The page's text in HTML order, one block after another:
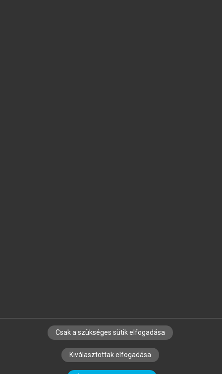
SZERZŐKNEK CÉGEKNEK KÖNYVTÁROSOKNAK
SZERKESZTÉSI ÉS LEKTORÁLÁSI ALAPELVEK
Csak a szükséges sütik elfogadása
Kiválasztottak elfogadása